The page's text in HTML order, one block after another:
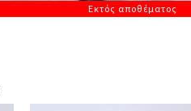
Εκτός αποθέματος